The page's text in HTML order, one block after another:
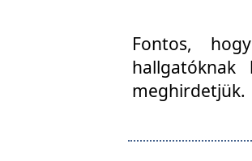
Fontos,
meghirdetjük.